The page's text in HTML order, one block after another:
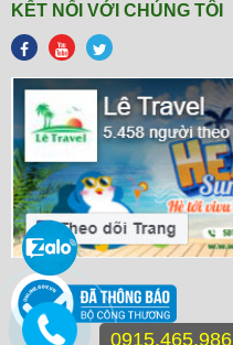
KẾT NỐI VỚI CHÚNG TÔI
0915.465.986